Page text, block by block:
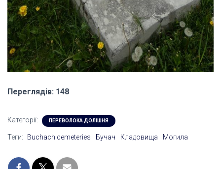
Переглядів: 148
Категорії: ПЕРЕВОЛОКА ДОЛІШНЯ
Теги: Buchach cemeteries Бучач Кладовища Могила